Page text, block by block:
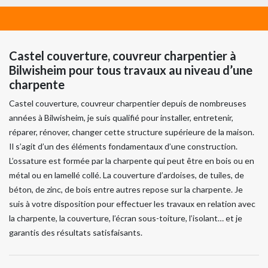
Castel couverture, couvreur charpentier à
Bilwisheim pour tous travaux au niveau d’une
charpente
Castel couverture, couvreur charpentier depuis de nombreuses
années à Bilwisheim, je suis qualifié pour installer, entretenir,
réparer, rénover, changer cette structure supérieure de la maison.
Il s’agit d’un des éléments fondamentaux d’une construction.
L’ossature est formée par la charpente qui peut être en bois ou en
métal ou en lamellé collé. La couverture d’ardoises, de tuiles, de
béton, de zinc, de bois entre autres repose sur la charpente. Je
suis à votre disposition pour effectuer les travaux en relation avec
la charpente, la couverture, l’écran sous-toiture, l’isolant… et je
garantis des résultats satisfaisants.